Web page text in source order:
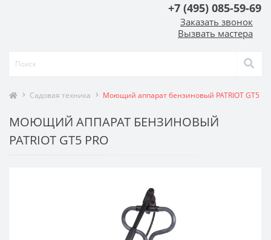
+7 (495) 085-59-69
Заказать звонок
Вызвать мастера
Садовая техника Моющий аппарат бензиновый PATRIOT GT5
МОЮЩИЙ АППАРАТ БЕНЗИНОВЫЙ
PATRIOT GT5 PRO